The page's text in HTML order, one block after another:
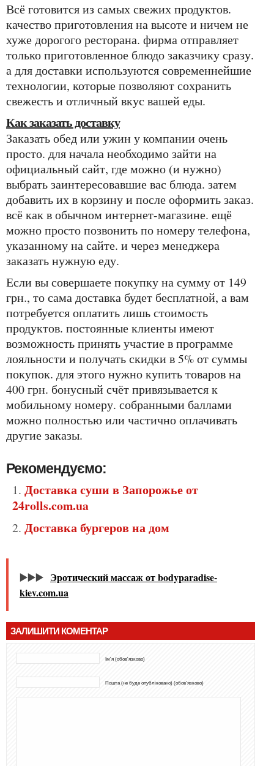
всё готовится из самых свежих продуктов.
качество приготовления на высоте и ничем не
хуже дорогого ресторана. фирма отправляет
только приготовленное блюдо заказчику сразу.
а для доставки используются современнейшие
технологии, которые позволяют сохранить
свежесть и отличный вкус вашей еды.
как заказать доставку
заказать обед или ужин у компании очень
просто. для начала необходимо зайти на
официальный сайт, где можно (и нужно)
выбрать заинтересовавшие вас блюда. затем
добавить их в корзину и после оформить заказ.
всё как в обычном интернет-магазине. ещё
можно просто позвонить по номеру телефона,
указанному на сайте. и через менеджера
заказать нужную еду.
если вы совершаете покупку на сумму от 149
грн., то сама доставка будет бесплатной, а вам
потребуется оплатить лишь стоимость
продуктов. постоянные клиенты имеют
возможность принять участие в программе
лояльности и получать скидки в 5% от суммы
покупок. для этого нужно купить товаров на
400 грн. бонусный счёт привязывается к
мобильному номеру. собранными баллами
можно полностью или частично оплачивать
другие заказы.
Рекомендуємо:
Доставка суши в Запорожье от
24rolls.com.ua
Доставка бургеров на дом
▶️▶️▶️ Эротический массаж от bodyparadise-
kiev.com.ua
ЗАЛИШИТИ КОМЕНТАР
Ім'я (обов'язково)
Пошта (не буде опубліковано) (обов'язково)